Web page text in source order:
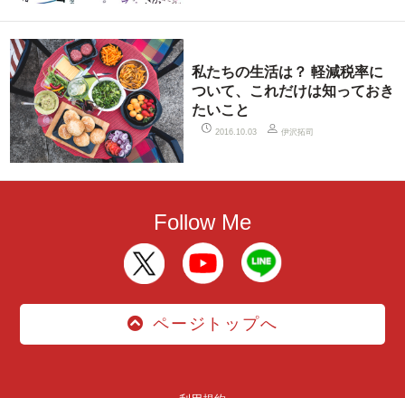
私たちの生活は？ 軽減税率に
ついて、これだけは知っておき
たいこと
2016.10.03 伊沢拓司
Follow Me
ページトップへ